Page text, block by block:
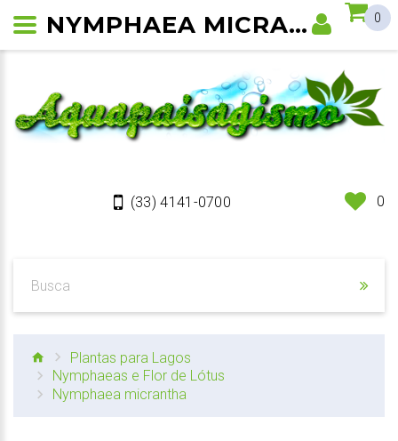
(33) 4141-0700 0
0
Plantas para Lagos
Nymphaeas e Flor de Lótus
Nymphaea micrantha
NYMPHAEA MICRANTHA